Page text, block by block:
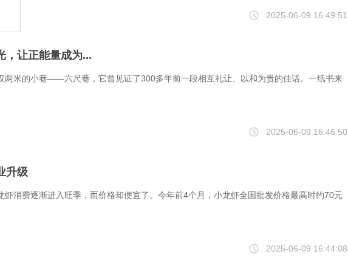
2025-06-09 16:49:51
，让正能量成为...
两米的小巷——六尺巷，它曾见证了300多年前一段相互礼让、以和为贵的佳话。一纸书来
2025-06-09 16:46:50
升级
虾消费逐渐进入旺季，而价格却便宜了。今年前4个月，小龙虾全国批发价格最高时约70元
2025-06-09 16:44:08